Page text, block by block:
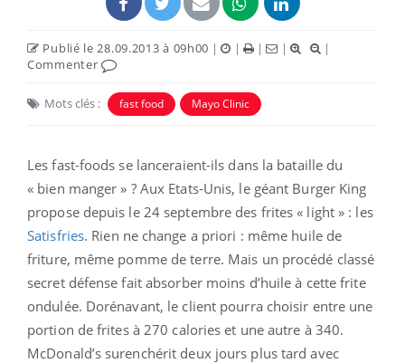
Publié le 28.09.2013 à 09h00 | | | |
|
Commenter
Mots clés : fast food Mayo Clinic
Les fast-foods se lanceraient-ils dans la bataille du
« bien manger » ? Aux Etats-Unis, le géant Burger King
propose depuis le 24 septembre des frites « light » : les
Satisfries. Rien ne change a priori : même huile de
friture, même pomme de terre. Mais un procédé classé
secret défense fait absorber moins d’huile à cette frite
ondulée. Dorénavant, le client pourra choisir entre une
portion de frites à 270 calories et une autre à 340.
McDonald’s surenchérit deux jours plus tard avec